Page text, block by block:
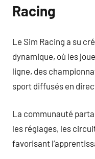
Racing
Le Sim Racing a su
dynamique, où les
ligne, des
sport diffusés en
La communauté
les réglages, les
favorisant